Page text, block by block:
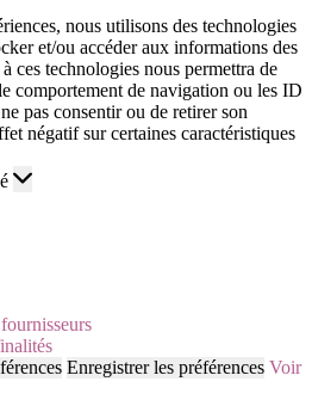
nous utilisons des technologies
et/ou accéder aux informations des
ces technologies nous permettra de
comportement de navigation ou les ID
pas consentir ou de retirer son
négatif sur certaines caractéristiques
Enregistrer les préférences Voir